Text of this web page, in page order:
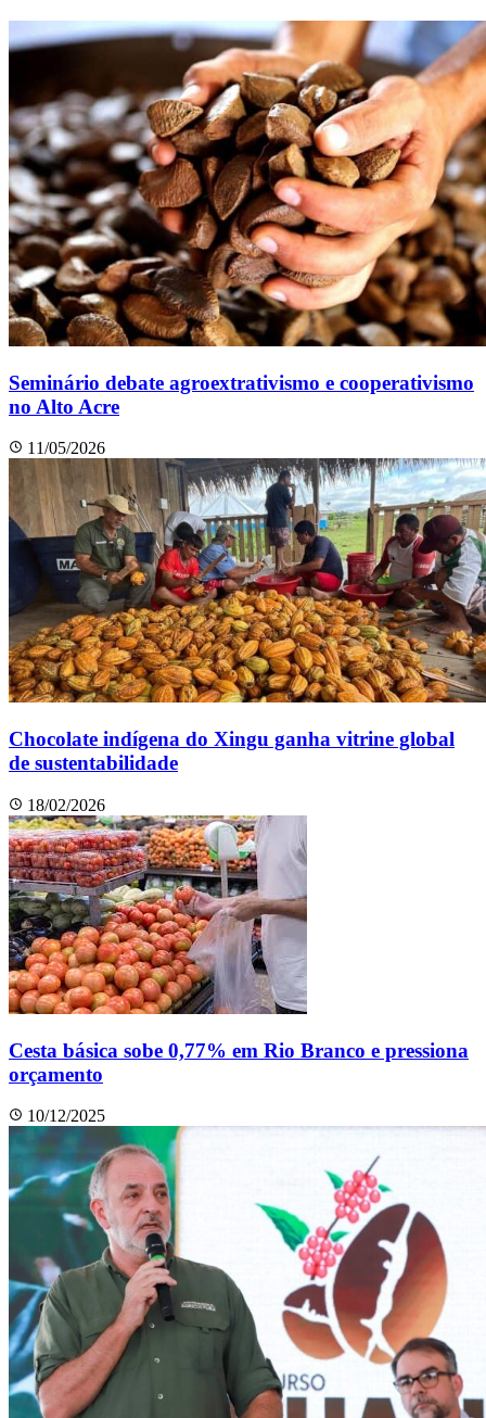
Seminário debate agroextrativismo e cooperativismo
no Alto Acre
11/05/2026
Chocolate indígena do Xingu ganha vitrine global
de sustentabilidade
18/02/2026
Cesta básica sobe 0,77% em Rio Branco e pressiona
orçamento
10/12/2025